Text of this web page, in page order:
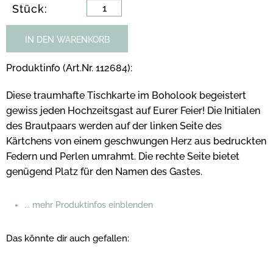
Stück:
IN DEN WARENKORB
Produktinfo (Art.Nr. 112684):
Diese traumhafte Tischkarte im Boholook begeistert
gewiss jeden Hochzeitsgast auf Eurer Feier! Die Initialen
des Brautpaars werden auf der linken Seite des
Kärtchens von einem geschwungen Herz aus bedruckten
Federn und Perlen umrahmt. Die rechte Seite bietet
genügend Platz für den Namen des Gastes.
... mehr Produktinfos einblenden
Das könnte dir auch gefallen: